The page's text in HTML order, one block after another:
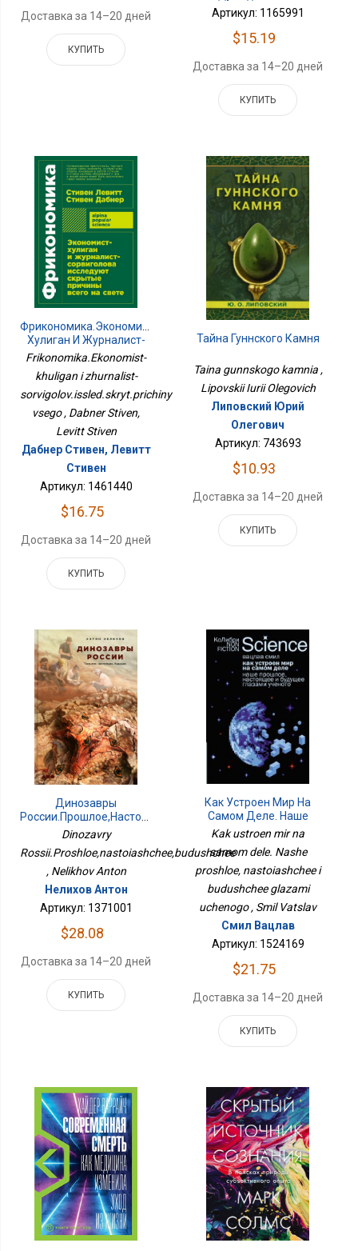
Доставка за 14–20 дней
КУПИТЬ
Артикул: 1165991
$15.19
Доставка за 14–20 дней
КУПИТЬ
Фрикономика.Экономист-
Хулиган И Журналист-
Сорвиголов.исслед.скрыт.причины
Frikonomika.Ekonomist-
khuligan i zhurnalist-
sorvigolov.issled.skryt.prichiny
vsego , Dabner Stiven,
Levitt Stiven
Дабнер Стивен, Левитт
Стивен
Артикул: 1461440
$16.75
Доставка за 14–20 дней
КУПИТЬ
Тайна Гуннского Камня
Taina gunnskogo kamnia ,
Lipovskii Iurii Olegovich
Липовский Юрий
Олегович
Артикул: 743693
$10.93
Доставка за 14–20 дней
КУПИТЬ
Динозавры
Dinozavry
Rossii.Proshloe,nastoiashchee,budushchee
, Nelikhov Anton
Нелихов Антон
Артикул: 1371001
$28.08
Доставка за 14–20 дней
КУПИТЬ
Как Устроен Мир На
Самом Деле. Наше
Прошлое, Настоящее И
Ученого
Kak ustroen mir na
samom dele. Nashe
proshloe, nastoiashchee i
budushchee glazami
uchenogo , Smil Vatslav
Смил Вацлав
Артикул: 1524169
$21.75
Доставка за 14–20 дней
КУПИТЬ